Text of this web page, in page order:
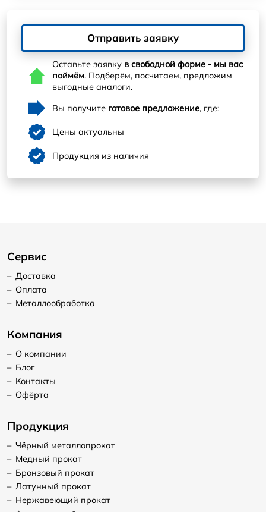
Отправить заявку
Оставьте заявку в свободной форме - мы вас
поймём. Подберём, посчитаем, предложим
выгодные аналоги.
Вы получите готовое предложение, где:
Цены актуальны
Продукция из наличия
Сервис
– Доставка
– Оплата
– Металлообработка
Компания
– О компании
– Блог
– Контакты
– Офёрта
Продукция
– Чёрный металлопрокат
– Медный прокат
– Бронзовый прокат
– Латунный прокат
– Нержавеющий прокат